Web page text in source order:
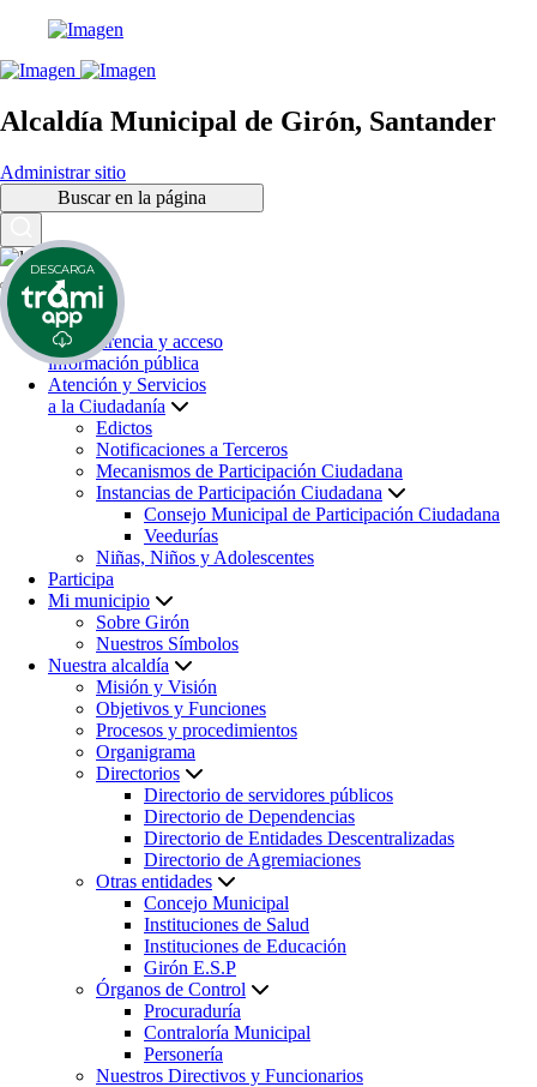
Alcaldía Municipal de Girón, Santander
Administrar sitio
Buscar en la página
Inicio
Transparencia y acceso
información pública
Atención y Servicios
a la Ciudadanía
Edictos
Notificaciones a Terceros
Mecanismos de Participación Ciudadana
Instancias de Participación Ciudadana
Consejo Municipal de Participación Ciudadana
Veedurías
Niñas, Niños y Adolescentes
Participa
Mi municipio
Sobre Girón
Nuestros Símbolos
Nuestra alcaldía
Misión y Visión
Objetivos y Funciones
Procesos y procedimientos
Organigrama
Directorios
Directorio de servidores públicos
Directorio de Dependencias
Directorio de Entidades Descentralizadas
Directorio de Agremiaciones
Otras entidades
Concejo Municipal
Instituciones de Salud
Instituciones de Educación
Girón E.S.P
Órganos de Control
Procuraduría
Contraloría Municipal
Personería
Nuestros Directivos y Funcionarios
DESCARGA